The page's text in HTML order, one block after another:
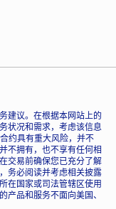
建议。在根据本网站上的
状况和需求，考虑该信息
约具有重大风险，并不
不拥有，也不享有任何相
交易前确保您已充分了解
务必阅读并考虑相关披露
在国家或司法管辖区使用
产品和服务不面向美国、